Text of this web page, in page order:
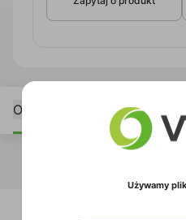
Opis
Używamy